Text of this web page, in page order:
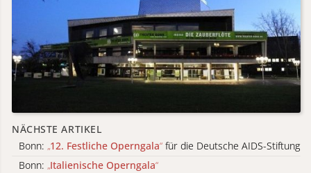
NÄCHSTE ARTIKEL
Bonn: „12. Festliche Operngala“ für die Deutsche AIDS-Stiftung
Bonn: „Italienische Operngala“